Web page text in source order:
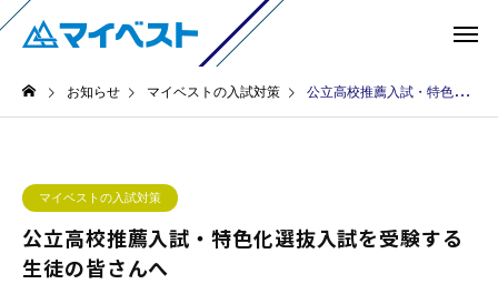
お知らせ マイベストの入試対策 公立高校推薦入試・特色化選抜入試を受験する生徒の皆さんへ
マイベストの入試対策
公立高校推薦入試・特色化選抜入試を受験する
生徒の皆さんへ